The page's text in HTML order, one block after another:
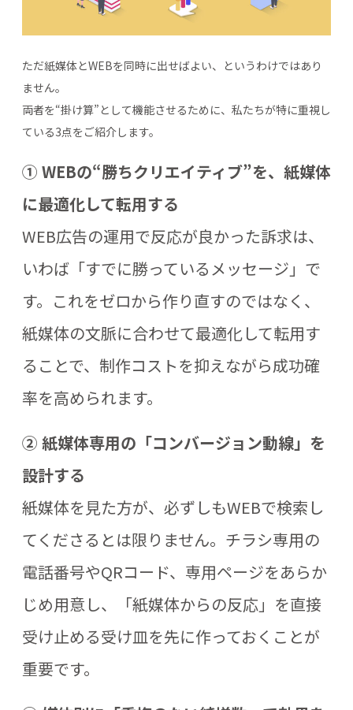
ただ紙媒体とWEBを同時に出せばよい、というわけではあり
ません。
両者を“掛け算”として機能させるために、私たちが特に重視し
ている3点をご紹介します。
① WEBの“勝ちクリエイティブ”を、紙媒体
に最適化して転用する
WEB広告の運用で反応が良かった訴求は、
いわば「すでに勝っているメッセージ」で
す。これをゼロから作り直すのではなく、
紙媒体の文脈に合わせて最適化して転用す
ることで、制作コストを抑えながら成功確
率を高められます。
② 紙媒体専用の「コンバージョン動線」を
設計する
紙媒体を見た方が、必ずしもWEBで検索し
てくださるとは限りません。チラシ専用の
電話番号やQRコード、専用ページをあらか
じめ用意し、「紙媒体からの反応」を直接
受け止める受け皿を先に作っておくことが
重要です。